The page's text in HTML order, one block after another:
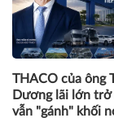
THACO của ông
Dương lãi lớn trở
vẫn "gánh" khối